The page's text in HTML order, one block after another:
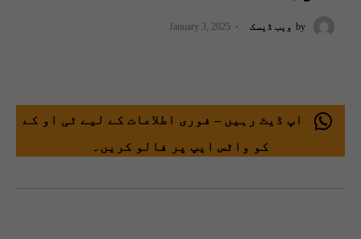
by ویب ڈیسک January 3, 2025
اپ ڈیٹ رہیں – فوری اطلاعات کے لیے ٹی او کے
کو واٹس ایپ پر فالو کریں۔